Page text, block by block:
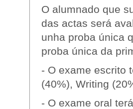
O alumnado que
das actas será
unha proba única
proba única da
- O exame escrito
(40%), Writing
- O exame oral